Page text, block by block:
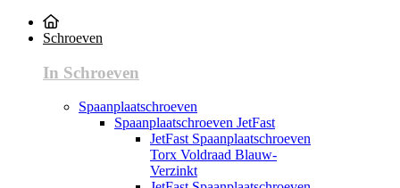
Schroeven
In Schroeven
Spaanplaatschroeven
Spaanplaatschroeven JetFast
JetFast Spaanplaatschroeven
Torx Voldraad Blauw-
Verzinkt